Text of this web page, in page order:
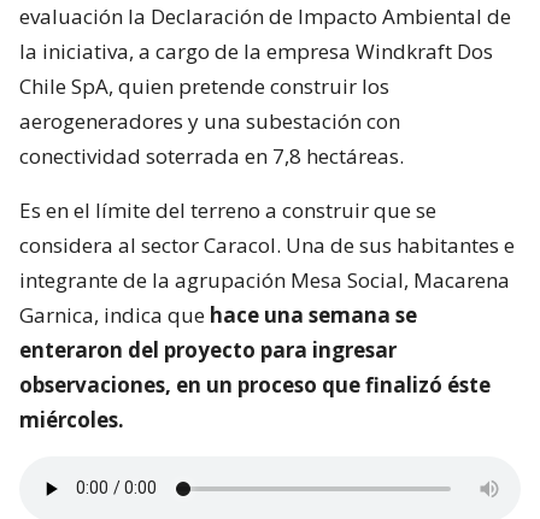
evaluación la Declaración de Impacto Ambiental de
la iniciativa, a cargo de la empresa Windkraft Dos
Chile SpA, quien pretende construir los
aerogeneradores y una subestación con
conectividad soterrada en 7,8 hectáreas.
Es en el límite del terreno a construir que se
considera al sector Caracol. Una de sus habitantes e
integrante de la agrupación Mesa Social, Macarena
Garnica, indica que hace una semana se
enteraron del proyecto para ingresar
observaciones, en un proceso que finalizó éste
miércoles.